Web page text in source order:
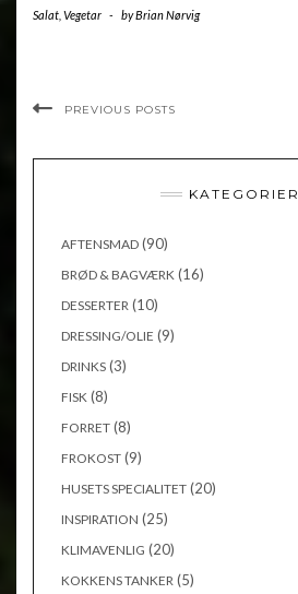
Salat Vegetar - byBrian Nørvig
PREVIOUS POSTS
KATEGORIER
AFTENSMAD (90)
BRØD & BAGVÆRK (16)
DESSERTER (10)
DRESSING/OLIE (9)
DRINKS (3)
FISK (8)
FORRET (8)
FROKOST (9)
HUSETS SPECIALITET (20)
INSPIRATION (25)
KLIMAVENLIG (20)
KOKKENS TANKER (5)